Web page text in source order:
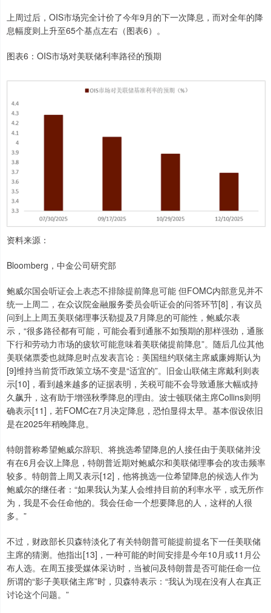
上周过后，OIS市场完全计价了今年9月的下一次降息，而对全年的降
息幅度则上升至65个基点左右（图表6）。
图表6：OIS市场对美联储利率路径的预期
资料来源：
Bloomberg，中金公司研究部
鲍威尔国会听证会上表态不排除提前降息可能 但FOMC内部意见并不
统一上周二，在众议院金融服务委员会听证会的问答环节[8]，有议员
问到上上周五美联储理事沃勒提及7月降息的可能性，鲍威尔表
示，“很多路径都有可能，可能会看到通胀不如预期的那样强劲，通胀
下行和劳动力市场的疲软可能意味着美联储提前降息”。随后几位其他
美联储票委也就降息时点发表言论：美国纽约联储主席威廉姆斯认为
[9]维持当前货币政策立场不变是“适宜的”。旧金山联储主席戴利则表
示[10]，看到越来越多的证据表明，关税可能不会导致通胀大幅或持
久飙升，这有助于增强秋季降息的理由。波士顿联储主席Collins则明
确表示[11]，若FOMC在7月决定降息，恐怕显得太早。基本假设依旧
是在2025年稍晚降息。
特朗普称希望鲍威尔辞职、将挑选希望降息的人接任由于美联储并没
有在6月会议上降息，特朗普近期对鲍威尔和美联储理事会的攻击频率
较多。特朗普上周又表示[12]，他将挑选一位希望降息的候选人作为
鲍威尔的继任者：“如果我认为某人会维持目前的利率水平，或无所作
为，我是不会任命他的。我会任命一个想要降息的人，这样的人很
多。”
不过，财政部长贝森特淡化了有关特朗普可能提前提名下一任美联储
主席的猜测。他指出[13]，一种可能的时间安排是今年10月或11月公
布人选。在周五接受媒体采访时，当被问及特朗普是否可能任命一位
所谓的“影子美联储主席”时，贝森特表示：“我认为现在没有人在真正
讨论这个问题。”